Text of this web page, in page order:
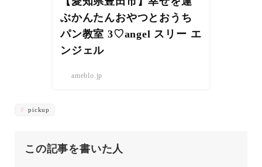
ぶかんたんおやつとおうち
パン教室 3♡angel スリー エ
ンジェル
ameblo.jp
pickup
この記事を書いた人